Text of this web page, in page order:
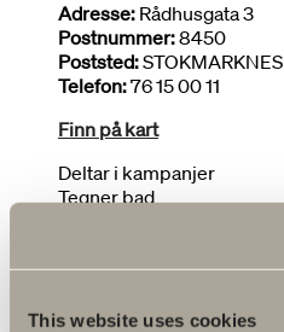
This website uses cookies
Adresse: Rådhusgata 3
Postnummer:8450
Poststed:STOKMARKNES
Telefon:76 15 00 11
Finn på kart
Deltar i kampanjer
Tegner bad
FLERE FORHANDLERE